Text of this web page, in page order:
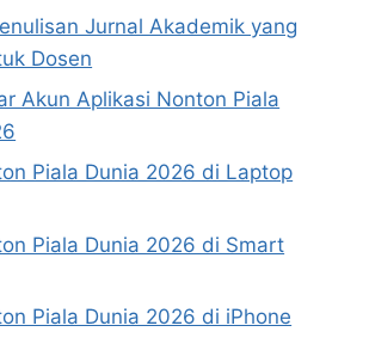
Jurnal Akademik yang
Dosen
Akun Aplikasi Nonton Piala
Piala Dunia 2026 di Laptop
Piala Dunia 2026 di Smart
Piala Dunia 2026 di iPhone